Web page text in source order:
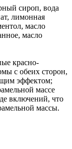
сироп, вода
лимонная
масло
масло
красно-
с обеих сторон,
эффектом;
массе
включений, что
массы.